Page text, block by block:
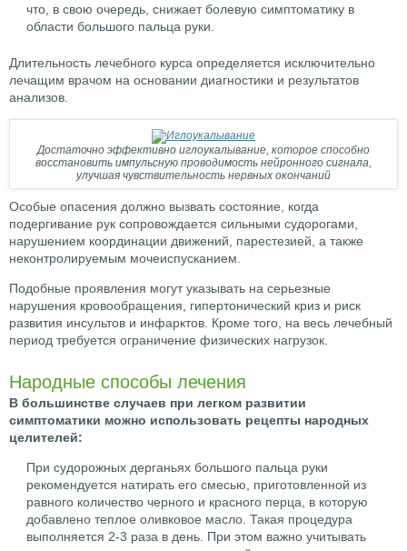
что, в свою очередь, снижает болевую симптоматику в
области большого пальца руки.
Длительность лечебного курса определяется исключительно
лечащим врачом на основании диагностики и результатов
анализов.
Достаточно эффективно иглоукалывание, которое способно
восстановить импульсную проводимость нейронного сигнала,
улучшая чувствительность нервных окончаний
Особые опасения должно вызвать состояние, когда
подергивание рук сопровождается сильными судорогами,
нарушением координации движений, парестезией, а также
неконтролируемым мочеиспусканием.
Подобные проявления могут указывать на серьезные
нарушения кровообращения, гипертонический криз и риск
развития инсультов и инфарктов. Кроме того, на весь лечебный
период требуется ограничение физических нагрузок.
Народные способы лечения
В большинстве случаев при легком развитии
симптоматики можно использовать рецепты народных
целителей:
При судорожных дерганьях большого пальца руки
рекомендуется натирать его смесью, приготовленной из
равного количество черного и красного перца, в которую
добавлено теплое оливковое масло. Такая процедура
выполняется 2-3 раза в день. При этом важно учитывать